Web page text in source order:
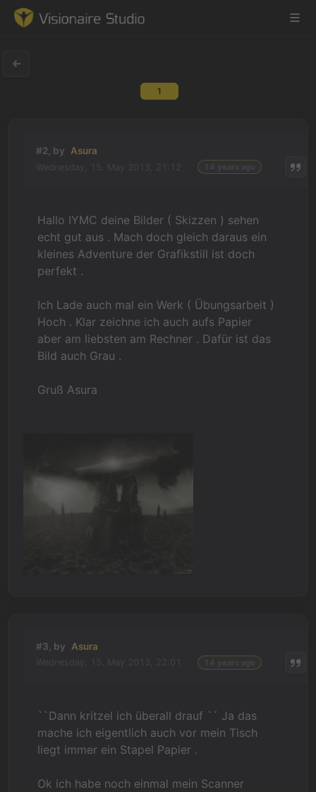
Learning
Forum
News & Stories
1
#2, by Asura
Hallo IYMC deine Bilder ( Skizzen ) sehen
echt gut aus . Mach doch gleich daraus ein
kleines Adventure der Grafikstill ist doch
perfekt .
Ich Lade auch mal ein Werk ( Übungsarbeit )
Hoch . Klar zeichne ich auch aufs Papier
aber am liebsten am Rechner . Dafür ist das
Bild auch Grau .
Gruß Asura
#3, by Asura
``Dann kritzel ich überall drauf `´ Ja das
mache ich eigentlich auch vor mein Tisch
liegt immer ein Stapel Papier .
Ok ich habe noch einmal mein Scanner